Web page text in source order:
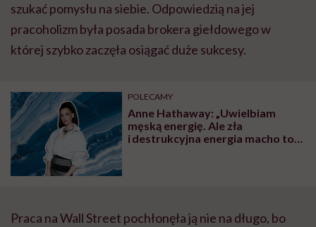
szukać pomysłu na siebie. Odpowiedzią na jej
pracoholizm była posada brokera giełdowego w
której szybko zaczęła osiągać duże sukcesy.
POLECAMY
Anne Hathaway: „Uwielbiam
męską energię. Ale zła
i destrukcyjna energia macho to
Praca na Wall Street pochłonęła ją nie na długo, bo